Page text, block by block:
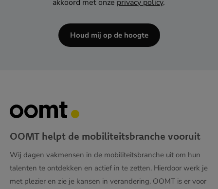
akkoord met onze privacy policy.
Houd mij op de hoogte
OOMT helpt de mobiliteitsbranche vooruit
Wij dagen vakmensen in de mobiliteitsbranche uit om hun
talenten te ontdekken en actief in te zetten. Hierdoor werk je
met plezier en zie je kansen in verandering. OOMT is er voor